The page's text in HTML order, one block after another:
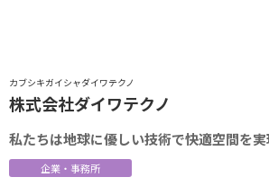
カブシキガイシャダイワテクノ
株式会社ダイワテクノ
私たちは地球に優しい技術で快適空間を
企業・事務所